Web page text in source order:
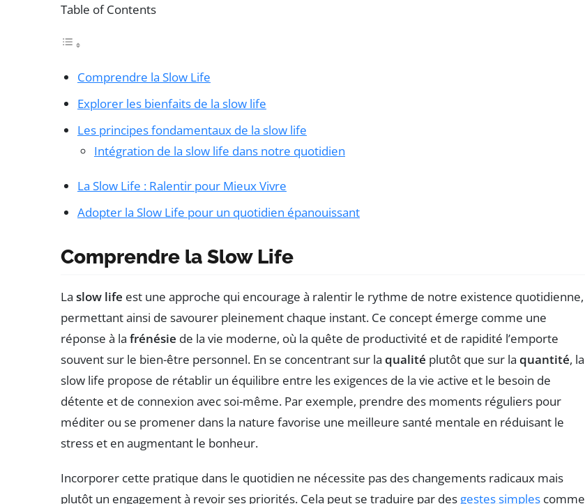
Table of Contents
Comprendre la Slow Life
Explorer les bienfaits de la slow life
Les principes fondamentaux de la slow life
Intégration de la slow life dans notre quotidien
La Slow Life : Ralentir pour Mieux Vivre
Adopter la Slow Life pour un quotidien épanouissant
Comprendre la Slow Life
La slow life est une approche qui encourage à ralentir le rythme de notre existence quotidienne,
permettant ainsi de savourer pleinement chaque instant. Ce concept émerge comme une
réponse à la frénésie de la vie moderne, où la quête de productivité et de rapidité l’emporte
souvent sur le bien-être personnel. En se concentrant sur la qualité plutôt que sur la quantité, la
slow life propose de rétablir un équilibre entre les exigences de la vie active et le besoin de
détente et de connexion avec soi-même. Par exemple, prendre des moments réguliers pour
méditer ou se promener dans la nature favorise une meilleure santé mentale en réduisant le
stress et en augmentant le bonheur.
Incorporer cette pratique dans le quotidien ne nécessite pas des changements radicaux mais
plutôt un engagement à revoir ses priorités. Cela peut se traduire par des gestes simples comme